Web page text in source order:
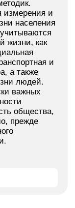
измерения и
населения
жизни, как
и
а также
людей.
важных
общества,
прежде